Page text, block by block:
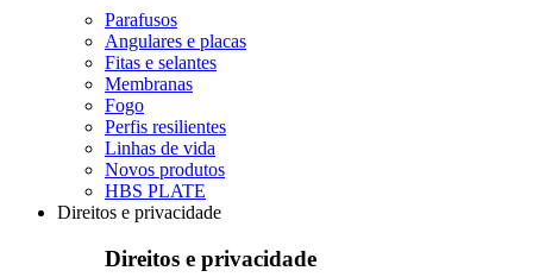
Parafusos
Angulares e placas
Fitas e selantes
Membranas
Fogo
Perfis resilientes
Linhas de vida
Novos produtos
HBS PLATE
Direitos e privacidade
Direitos e privacidade